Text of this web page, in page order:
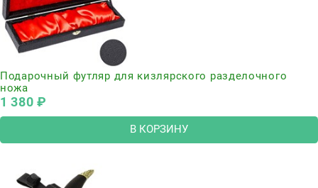
Подарочный футляр для кизлярского разделочного
ножа
1 380 ₽
В КОРЗИНУ